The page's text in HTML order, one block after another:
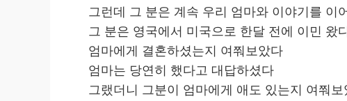
그런데 그 분은 계속 우리 엄마와 이야기를 이
그 분은 영국에서 미국으로 한달 전에 이민 왔
엄마에게 결혼하셨는지 여쭤보았다
엄마는 당연히 했다고 대답하셨다
그랬더니 그분이 엄마에게 애도 있는지 여쭤보